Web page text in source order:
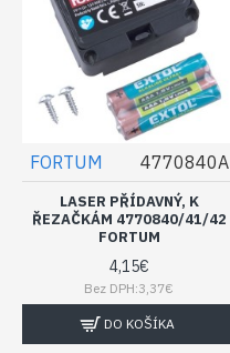
FORTUM 4770840A
LASER PŘÍDAVNÝ, K
ŘEZAČKÁM 4770840/41/42
FORTUM
4,15€
Bez DPH:3,37€
DO KOŠÍKA